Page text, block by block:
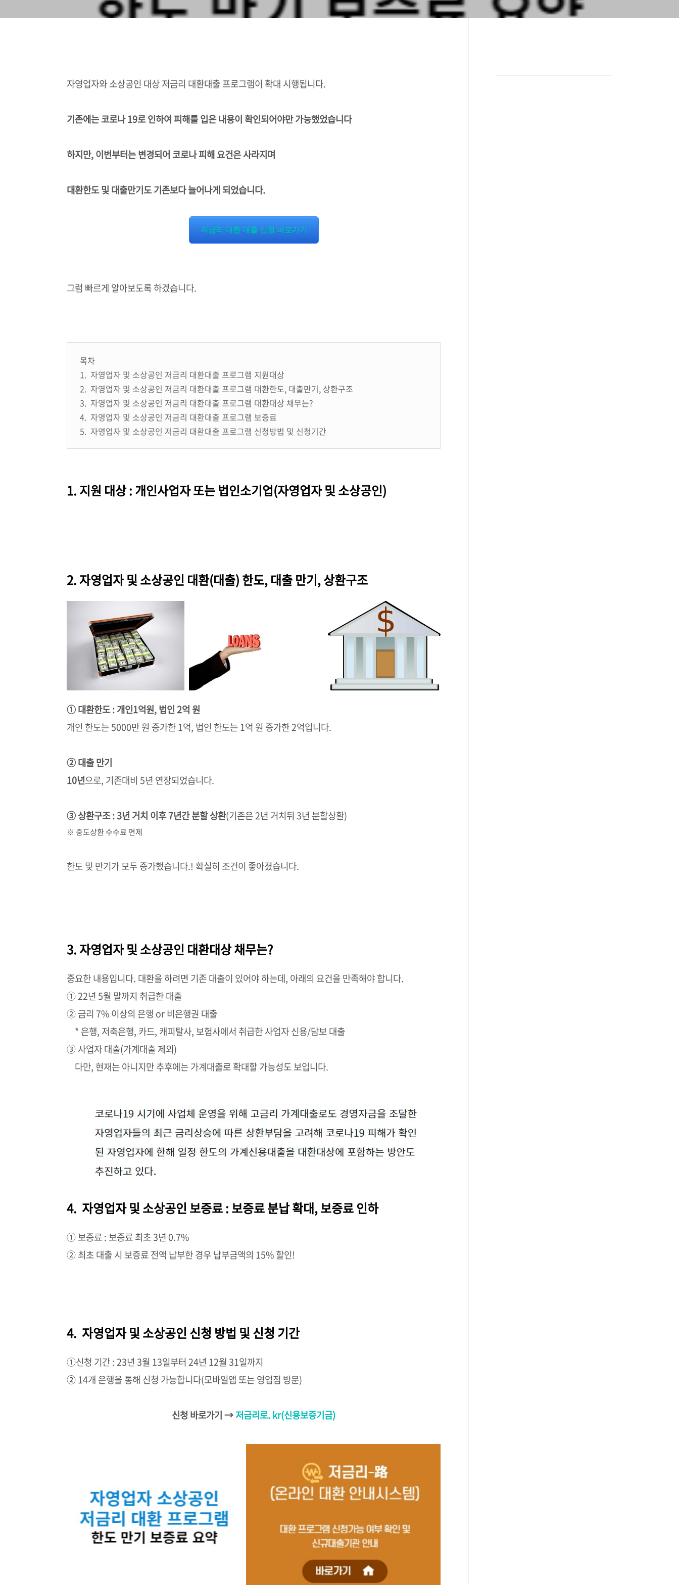
자영업자와 소상공인 대상 저금리 대환대출 프로그램이 확대 시행됩니다.
기존에는 코로나 19로 인하여 피해를 입은 내용이 확인되어야만 가능했었습니다
하지만, 이번부터는 변경되어 코로나 피해 요건은 사라지며
대환한도 및 대출만기도 기존보다 늘어나게 되었습니다.
저금리 대환 대출 신청 바로가기
그럼 빠르게 알아보도록 하겠습니다.
목차
1. 자영업자 및 소상공인 저금리 대환대출 프로그램 지원대상
2. 자영업자 및 소상공인 저금리 대환대출 프로그램 대환한도, 대출만기, 상환구조
3. 자영업자 및 소상공인 저금리 대환대출 프로그램 대환대상 채무는?
4. 자영업자 및 소상공인 저금리 대환대출 프로그램 보증료
5. 자영업자 및 소상공인 저금리 대환대출 프로그램 신청방법 및 신청기간
1. 지원 대상 : 개인사업자 또는 법인소기업(자영업자 및 소상공인)
2.자영업자 및 소상공인 대환(대출) 한도, 대출 만기, 상환구조
① 대환한도 : 개인1억원, 법인 2억 원
개인 한도는 5000만 원 증가한 1억, 법인 한도는 1억 원 증가한 2억입니다.
② 대출 만기
10년으로, 기존대비 5년 연장되었습니다.
③ 상환구조 : 3년 거치 이후 7년간 분할 상환(기존은 2년 거치뒤 3년 분할상환)
※ 중도상환 수수료 면제
한도 및 만기가 모두 증가했습니다.! 확실히 조건이 좋아졌습니다.
3. 자영업자 및 소상공인 대환대상 채무는?
중요한 내용입니다. 대환을 하려면 기존 대출이 있어야 하는데, 아래의 요건을 만족해야 합니다.
① 22년 5월 말까지 취급한 대출
② 금리 7% 이상의 은행 or 비은행권 대출
* 은행, 저축은행, 카드, 캐피탈사, 보험사에서 취급한 사업자 신용/담보 대출
③ 사업자 대출(가계대출 제외)
다만, 현재는 아니지만 추후에는 가계대출로 확대할 가능성도 보입니다.
4. 자영업자 및 소상공인보증료 : 보증료 분납 확대, 보증료 인하
① 보증료 : 보증료 최초 3년 0.7%
② 최초 대출 시 보증료 전액 납부한 경우 납부금액의 15% 할인!
4. 자영업자 및 소상공인신청 방법 및 신청 기간
①신청 기간 : 23년 3월 13일부터 24년 12월 31일까지
②14개 은행을 통해 신청 가능합니다(모바일앱 또는 영업점 방문)
신청 바로가기 →저금리로. kr(신용보증기금)